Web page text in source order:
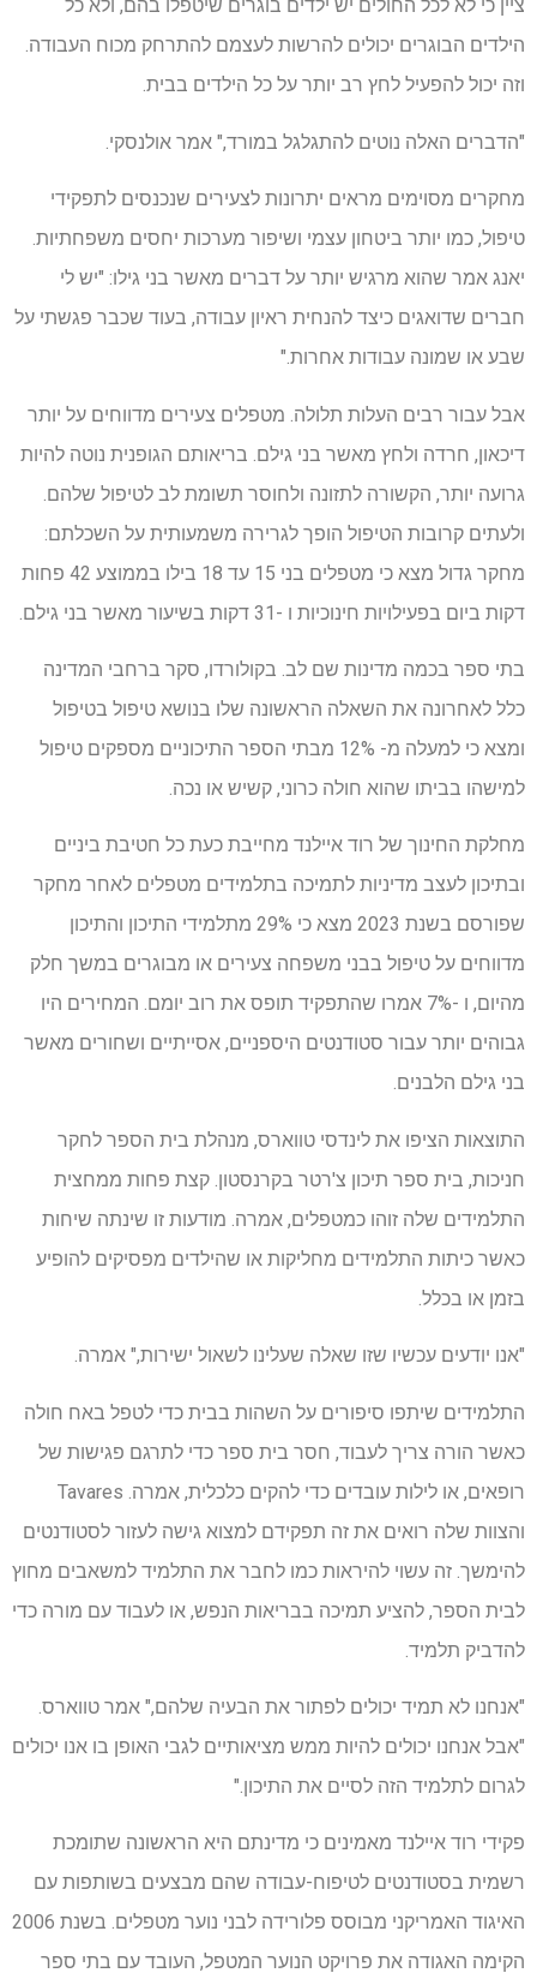
ציין כי לא לכל החולים יש ילדים בוגרים שיטפלו בהם, ולא כל
הילדים הבוגרים יכולים להרשות לעצמם להתרחק מכוח העבודה.
וזה יכול להפעיל לחץ רב יותר על כל הילדים בבית.
"הדברים האלה נוטים להתגלגל במורד," אמר אולנסקי.
מחקרים מסוימים מראים יתרונות לצעירים שנכנסים לתפקידי
טיפול, כמו יותר ביטחון עצמי ושיפור מערכות יחסים משפחתיות.
יאנג אמר שהוא מרגיש יותר על דברים מאשר בני גילו: "יש לי
חברים שדואגים כיצד להנחית ראיון עבודה, בעוד שכבר פגשתי על
שבע או שמונה עבודות אחרות."
אבל עבור רבים העלות תלולה. מטפלים צעירים מדווחים על יותר
דיכאון, חרדה ולחץ מאשר בני גילם. בריאותם הגופנית נוטה להיות
גרועה יותר, הקשורה לתזונה ולחוסר תשומת לב לטיפול שלהם.
ולעתים קרובות הטיפול הופך לגרירה משמעותית על השכלתם:
מחקר גדול מצא כי מטפלים בני 15 עד 18 בילו בממוצע 42 פחות
דקות ביום בפעילויות חינוכיות ו -31 דקות בשיעור מאשר בני גילם.
בתי ספר בכמה מדינות שם לב. בקולורדו, סקר ברחבי המדינה
כלל לאחרונה את השאלה הראשונה שלו בנושא טיפול בטיפול
ומצא כי למעלה מ- 12% מבתי הספר התיכוניים מספקים טיפול
למישהו בביתו שהוא חולה כרוני, קשיש או נכה.
מחלקת החינוך של רוד איילנד מחייבת כעת כל חטיבת ביניים
ובתיכון לעצב מדיניות לתמיכה בתלמידים מטפלים לאחר מחקר
שפורסם בשנת 2023 מצא כי 29% מתלמידי התיכון והתיכון
מדווחים על טיפול בבני משפחה צעירים או מבוגרים במשך חלק
מהיום, ו -7% אמרו שהתפקיד תופס את רוב יומם. המחירים היו
גבוהים יותר עבור סטודנטים היספניים, אסייתיים ושחורים מאשר
בני גילם הלבנים.
התוצאות הציפו את לינדסי טווארס, מנהלת בית הספר לחקר
חניכות, בית ספר תיכון צ'רטר בקרנסטון. קצת פחות ממחצית
התלמידים שלה זוהו כמטפלים, אמרה. מודעות זו שינתה שיחות
כאשר כיתות התלמידים מחליקות או שהילדים מפסיקים להופיע
בזמן או בכלל.
"אנו יודעים עכשיו שזו שאלה שעלינו לשאול ישירות," אמרה.
התלמידים שיתפו סיפורים על השהות בבית כדי לטפל באח חולה
כאשר הורה צריך לעבוד, חסר בית ספר כדי לתרגם פגישות של
רופאים, או לילות עובדים כדי להקים כלכלית, אמרה. Tavares
והצוות שלה רואים את זה תפקידם למצוא גישה לעזור לסטודנטים
להימשך. זה עשוי להיראות כמו לחבר את התלמיד למשאבים מחוץ
לבית הספר, להציע תמיכה בבריאות הנפש, או לעבוד עם מורה כדי
להדביק תלמיד.
"אנחנו לא תמיד יכולים לפתור את הבעיה שלהם," אמר טווארס.
"אבל אנחנו יכולים להיות ממש מציאותיים לגבי האופן בו אנו יכולים
לגרום לתלמיד הזה לסיים את התיכון."
פקידי רוד איילנד מאמינים כי מדינתם היא הראשונה שתומכת
רשמית בסטודנטים לטיפוח-עבודה שהם מבצעים בשותפות עם
האיגוד האמריקני מבוסס פלורידה לבני נוער מטפלים. בשנת 2006
הקימה האגודה את פרויקט הנוער המטפל, העובד עם בתי ספר